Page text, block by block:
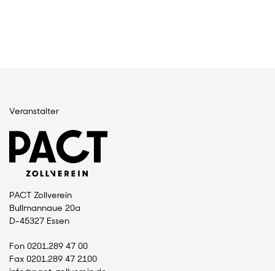
Veranstalter
PACT Zollverein
Bullmannaue 20a
D-45327 Essen
Fon 0201.289 47 00
Fax 0201.289 47 2100